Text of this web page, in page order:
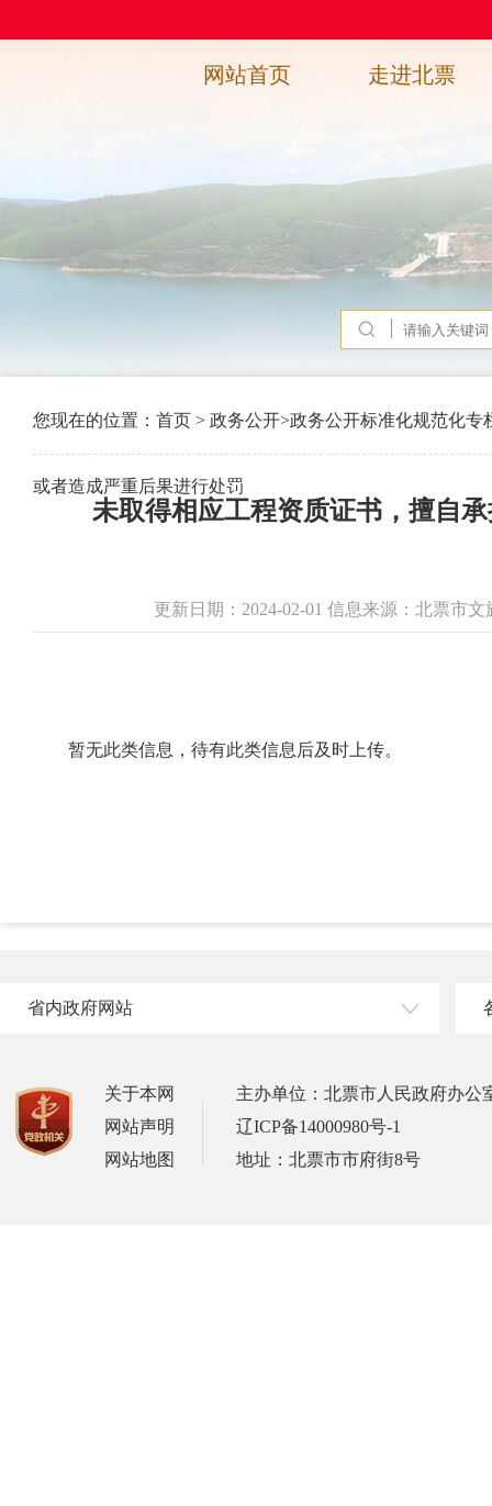
网站首页 走进北票
您现在的位置： 首页 > 政务公开>政务公开标准化规范化专
或者造成严重后果进行处罚
未取得相应工程资质证书，擅自
更新日期：2024-02-01 信息来源：北票市
暂无此类信息，待有此类信息后及时上传。
省内政府网站
关于本网
网站声明
网站地图
主办单位：北票市人民政府办公
辽ICP备14000980号-1
地址：北票市市府街8号